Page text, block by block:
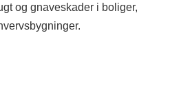
og gnaveskader i boliger,